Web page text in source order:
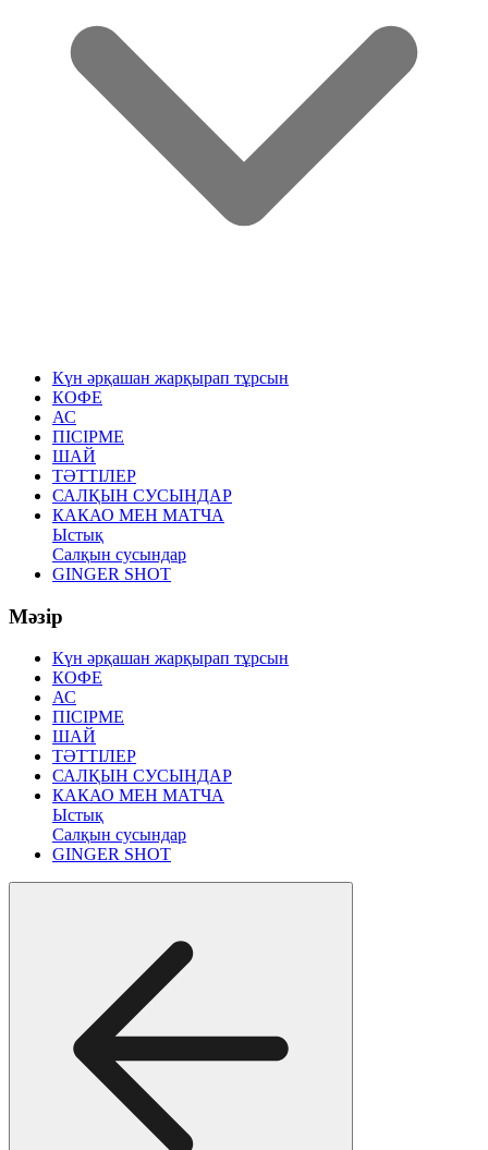
Күн әрқашан жарқырап тұрсын
КОФЕ
АС
ПІСІРМЕ
ШАЙ
ТӘТТІЛЕР
САЛҚЫН СУСЫНДАР
КАКАО МЕН МАТЧА
Ыстық
Салқын сусындар
GINGER SHOT
Мәзір
Күн әрқашан жарқырап тұрсын
КОФЕ
АС
ПІСІРМЕ
ШАЙ
ТӘТТІЛЕР
САЛҚЫН СУСЫНДАР
КАКАО МЕН МАТЧА
Ыстық
Салқын сусындар
GINGER SHOT